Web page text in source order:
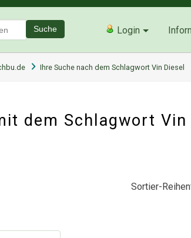
Suche Login
Ihre Suche nach dem Schlagwort Vin Diesel
dem Schlagwort
Sortier-